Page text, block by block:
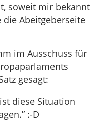
soweit mir bekannt
Abeitgeberseite
im Ausschuss für
gesagt:
diese Situation
:-D